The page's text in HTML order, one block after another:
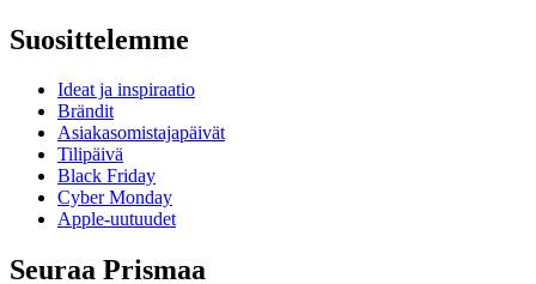
Suosittelemme
Ideat ja inspiraatio
Brändit
Asiakasomistajapäivät
Tilipäivä
Black Friday
Cyber Monday
Apple-uutuudet
Seuraa Prismaa